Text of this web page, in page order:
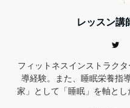
レッスン講
フィットネスインストラク
導経験。また、睡眠栄養指
家」として「睡眠」を軸とし